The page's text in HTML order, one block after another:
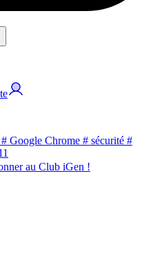
# Google Chrome # sécurité #
au Club iGen !